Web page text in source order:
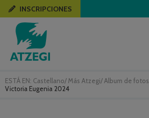
ESTÁ EN: Castellano/ Más Atzegi/ Album de fotos
Victoria Eugenia 2024
INSCRIPCIONES